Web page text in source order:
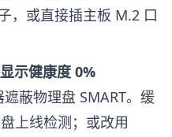
，或直接插主板 M.2 口
示健康度 0%
蔽物理盘 SMART。缓
上线检测；或改用